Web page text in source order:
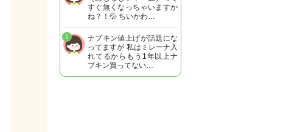
すぐ無くなっちゃいますか
ね？！💦 ちいかわ…
ナプキン値上げが話題にな
ってますが 私はミレーナ入
れてるからもう1年以上ナ
プキン買ってない…
5